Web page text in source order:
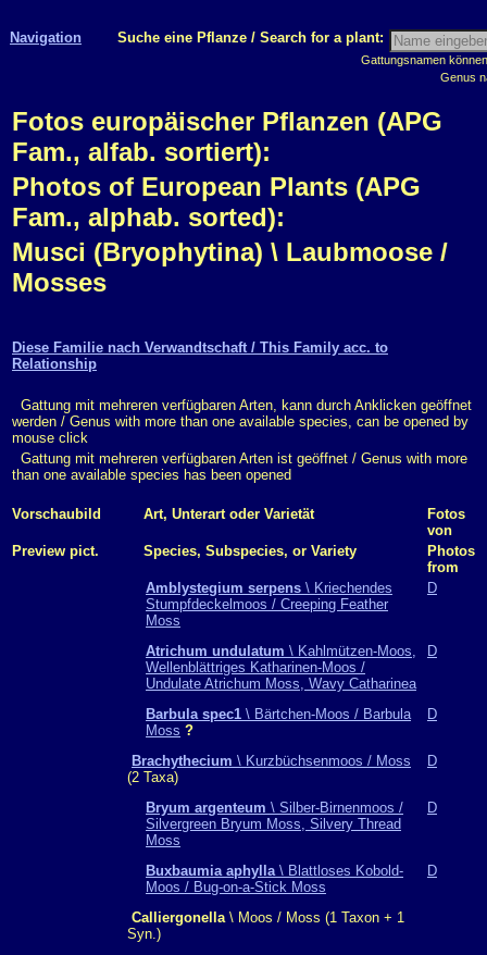
Navigation Suche eine Pflanze / Search for a plant:
Gattungsnamen
Genus
Fotos europäischer Pflanzen (APG
Fam., alfab. sortiert):
Photos of European Plants (APG
Fam., alphab. sorted):
Musci (Bryophytina) \ Laubmoose /
Mosses
Diese Familie nach Verwandtschaft / This Family acc. to
Relationship
Gattung mit mehreren verfügbaren Arten, kann durch Anklicken geöffnet
werden / Genus with more than one available species, can be opened by
mouse click
Gattung mit mehreren verfügbaren Arten ist geöffnet / Genus with more
than one available species has been opened
Vorschaubild Art, Unterart oder Varietät
Fotos
von
Preview pict.
Species, Subspecies, or Variety
Photos
from
Amblystegium serpens \ Kriechendes
Stumpfdeckelmoos / Creeping Feather
Moss
D
Atrichum undulatum \ Kahlmützen-Moos,
Wellenblättriges Katharinen-Moos /
Undulate Atrichum Moss, Wavy Catharinea
D
Barbula spec1 \ Bärtchen-Moos / Barbula
Moss ?
D
Brachythecium \ Kurzbüchsenmoos / Moss
(2 Taxa)
D
Bryum argenteum \ Silber-Birnenmoos /
Silvergreen Bryum Moss, Silvery Thread
Moss
D
Buxbaumia aphylla\ Blattloses Kobold-
Moos / Bug-on-a-Stick Moss
D
Calliergonella\ Moos / Moss (1 Taxon + 1
Syn.)